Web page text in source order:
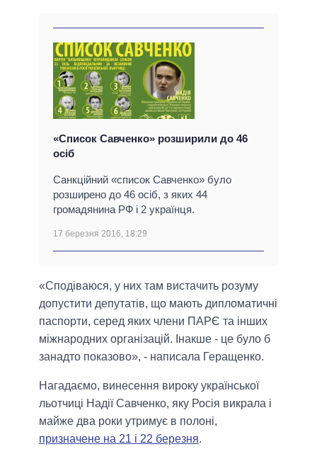
«Список Савченко» розширили до 46
осіб
Санкційний «список Савченко» було
розширено до 46 осіб, з яких 44
громадянина РФ і 2 українця.
17 березня 2016, 18:29
«Сподіваюся, у них там вистачить розуму
допустити депутатів, що мають дипломатичні
паспорти, серед яких члени ПАРЄ та інших
міжнародних організацій. Інакше - це було б
занадто показово», - написала Геращенко.
Нагадаємо, винесення вироку української
льотчиці Надії Савченко, яку Росія викрала і
майже два роки утримує в полоні,
призначене на 21 і 22 березня.